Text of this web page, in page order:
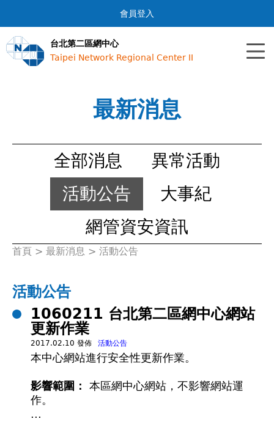
Jump to navigation
會員登入
台北第二區網中心
Taipei Network Regional Center II
最新消息
全部消息
異常活動
活動公告
大事紀
網管資安資訊
您
在
這
首頁 > 最新消息 > 活動公告
活動公告
1060211 台北第二區網中心網站
更新作業
2017.02.10 發佈 活動公告
本中心網站進行安全性更新作業。
影響範圍：
本區網中心網站，不影響網站運
作。
...